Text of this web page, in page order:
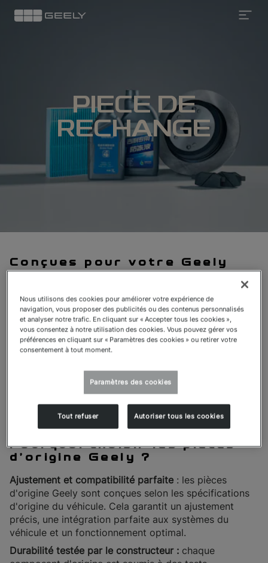
Parts
PIECE DE
RECHANGE
Conçues pour votre Geely
Chaque véhicule Geely est conçu comme un système
d'ingénierie complet où chaque composant fonctionne
en parfaite harmonie avec les autres. C'est pourquoi
les pièces d'origine Geely sont spécifiquement
développées, testées et homologuées pour répondre
aux exigences techniques précises de votre véhicule.
En choisissant des pièces d'origine installées par un
réparateur agréé Geely, vous vous assurez que votre
véhicule continue d'offrir les performances, la sécurité
et la fiabilité pour lesquelles il a été conçu.
Pourquoi choisir les pièces
d'origine Geely ?
Ajustement et compatibilité parfaite : les pièces
d'origine Geely sont conçues selon les spécifications
d'origine du véhicule. Cela garantit un ajustement
précis, une intégration parfaite aux systèmes du
véhicule et un fonctionnement optimal.
Durabilité testée par le constructeur : chaque
Nous utilisons des cookies pour améliorer votre expérience de
navigation, vous proposer des publicités ou des contenus personnalisés
et analyser notre trafic. En cliquant sur « Accepter tous les cookies »,
vous consentez à notre utilisation des cookies. Vous pouvez gérer vos
préférences en cliquant sur « Paramètres des cookies » ou retirer votre
consentement à tout moment.
Paramètres des cookies
Tout refuser Autoriser tous les cookies